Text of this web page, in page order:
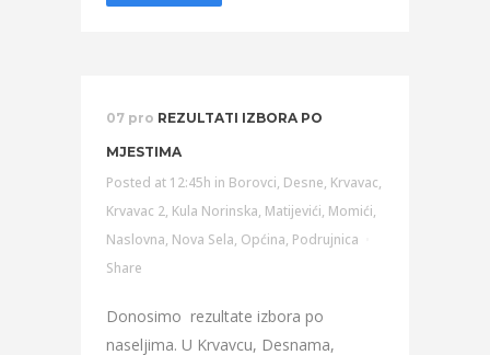
07 pro REZULTATI IZBORA PO
MJESTIMA
Posted at 12:45h in Borovci, Desne, Krvavac,
Krvavac 2, Kula Norinska, Matijevići, Momići,
Naslovna, Nova Sela, Općina, Podrujnica
Share
Donosimo rezultate izbora po
naseljima. U Krvavcu, Desnama,